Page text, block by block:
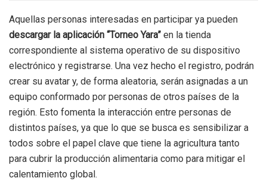
Aquellas personas interesadas en participar ya pueden
descargar la aplicación “Torneo Yara” en la tienda
correspondiente al sistema operativo de su dispositivo
electrónico y registrarse. Una vez hecho el registro, podrán
crear su avatar y, de forma aleatoria, serán asignadas a un
equipo conformado por personas de otros países de la
región. Esto fomenta la interacción entre personas de
distintos países, ya que lo que se busca es sensibilizar a
todos sobre el papel clave que tiene la agricultura tanto
para cubrir la producción alimentaria como para mitigar el
calentamiento global.